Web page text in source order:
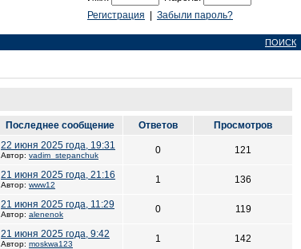
Регистрация
Забыли пароль?
ПОИСК
Последнее сообщение Ответов
Просмотров
22 июня 2025 года, 19:31
Автор: vadim_stepanchuk 0 121
21 июня 2025 года, 21:16
Автор: www12 1 136
21 июня 2025 года, 11:29
Автор: alenenok 0 119
21 июня 2025 года, 9:42
Автор: moskwa123 1 142